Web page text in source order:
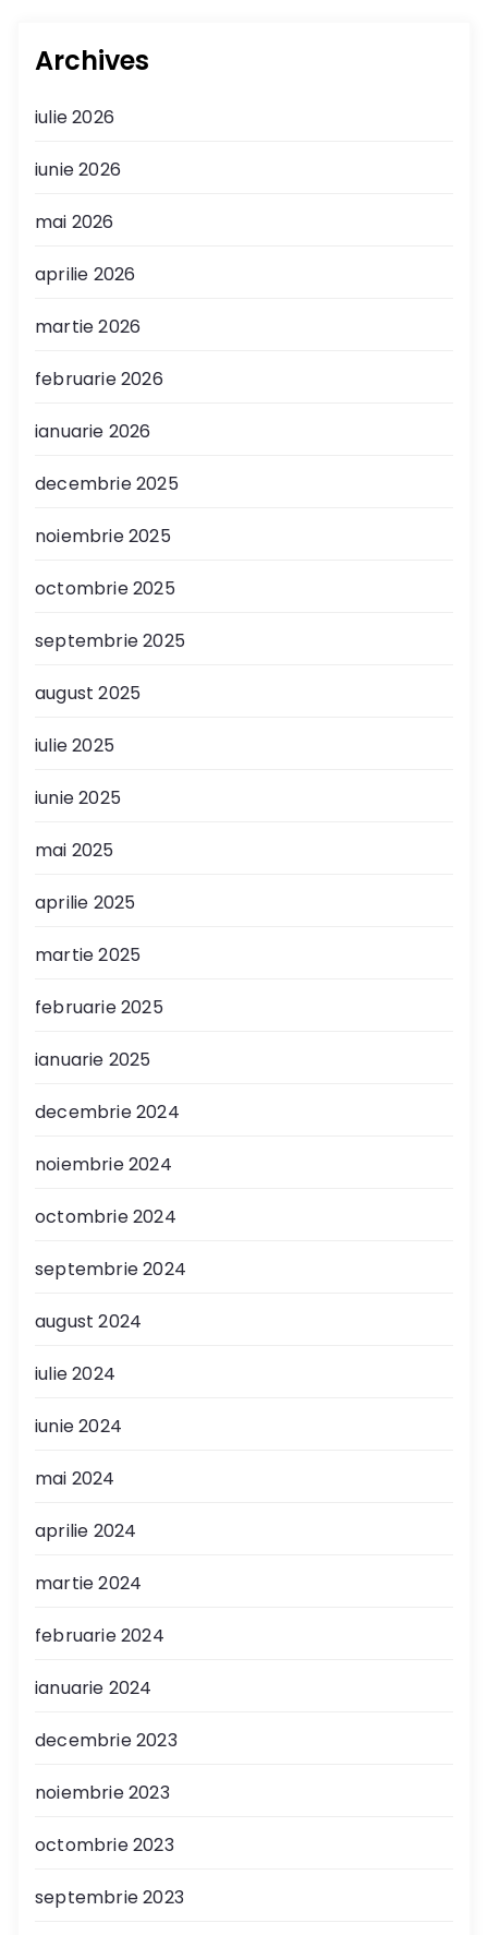
Archives
iulie 2026
iunie 2026
mai 2026
aprilie 2026
martie 2026
februarie 2026
ianuarie 2026
decembrie 2025
noiembrie 2025
octombrie 2025
septembrie 2025
august 2025
iulie 2025
iunie 2025
mai 2025
aprilie 2025
martie 2025
februarie 2025
ianuarie 2025
decembrie 2024
noiembrie 2024
octombrie 2024
septembrie 2024
august 2024
iulie 2024
iunie 2024
mai 2024
aprilie 2024
martie 2024
februarie 2024
ianuarie 2024
decembrie 2023
noiembrie 2023
octombrie 2023
septembrie 2023